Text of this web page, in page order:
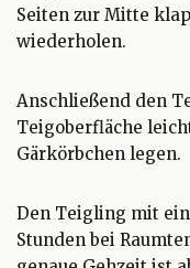
Seiten zur Mitte
wiederholen.
Anschließend den
Teigoberfläche
Gärkörbchen legen.
Den Teigling mit
Stunden bei